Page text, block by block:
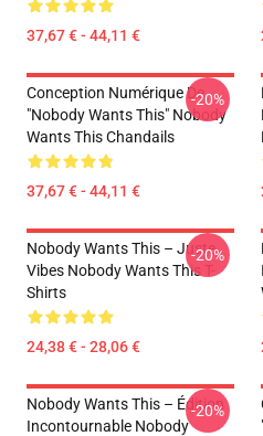
37,67 € - 44,11 €
Conception Numérique De
"Nobody Wants This" Nobody
Wants This Chandails
37,67 € - 44,11 €
-20%
Nobody Wants This – Juste
Vibes Nobody Wants This T-
Shirts
24,38 € - 28,06 €
-20%
Nobody Wants This – Édition
Incontournable Nobody
-20%